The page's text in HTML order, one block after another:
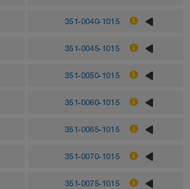
351-0040-1015
351-0045-1015
351-0050-1015
351-0060-1015
351-0065-1015
351-0070-1015
351-0075-1015